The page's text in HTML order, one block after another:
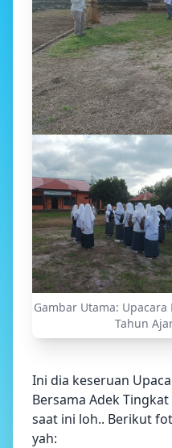
Gambar Utama:
Tahun
Ini dia keseruan
Bersama Adek
saat ini loh.. Berikut
yah: